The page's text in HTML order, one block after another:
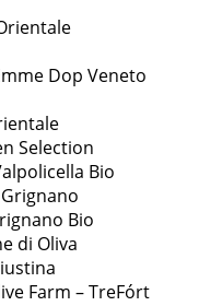
Dop Veneto
Selection
Bio
Bio
di Oliva
Farm – TreFórt